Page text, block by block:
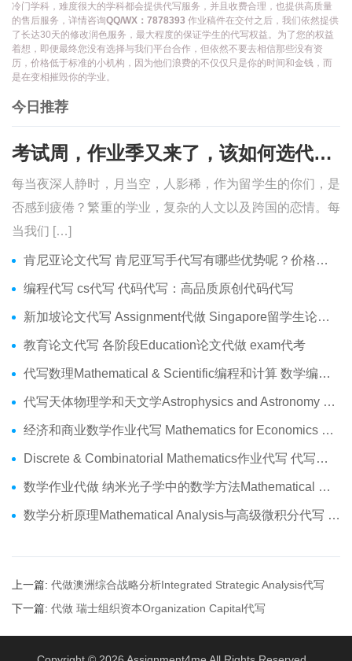
冷门学科，难度很大的学科都会提供代写服务，并且收费合理，也提供高质量
的售后服务，详情咨询QQ/WX：7878393 作业稿件在交付之后，我们依然提供
了长达30天的修改润色服务，最大程度的保证学生的代写权益。为了您的权益
着想，即便最终您没有选择与我们平台合作，但依然不要去相信那些没有资
历，价格低于标准的小机构，因为他们浪费的不仅仅只是你的时间和金钱，而
是在变相摧毁你的学业。
今日推荐
考试周，作业季又来了，该如何选代写？便宜的代写、代考会有哪些问题？
每当夜深人静时，月当空，人影稀，作为留学生的你们，是
否感到疲倦？繁重的学业，复杂的人文以及跨国的恋情。每
当我们 […]
肯尼亚论文代写 肯尼亚写手代写有哪些优势呢？价格便宜吗？
编程代写 cs代写 代码代写：高品质原创代码代写
新加坡论文代写 Assignment代做 Singapore留学生论文代写服务
教育论文代写 各阶段Education论文代做 exam代考
代写数理Mathematical & Scientific编程和计算 数学编程作业代做
代写天体物理学和天文学Astrophysics and Astronomy 天文学Assignment代做
经济和商业数学作业代写 Mathematics for Economics Business代做Online exam代考
Discrete & Combinatorial Mathematics作业代写 代写离散 组合数学Assignment代做
数学作业代做 纳米光子学中的数学方法Mathematical Methods代写
数学分析原理Mathematical Analysis与高级微积分代写 Assignment代做
上一篇: 代做澳洲综合战略分析Integrated Strategic Analysis代写
下一篇: 代做 瑞士组织资本Organization Capital代写